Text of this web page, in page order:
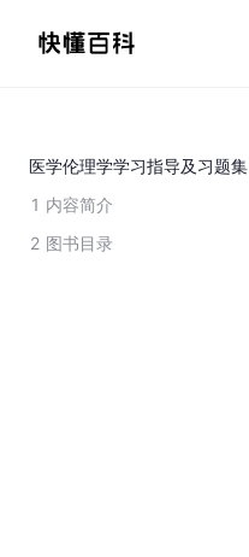
医学伦理学学习指导及习题集
1 内容简介
2 图书目录